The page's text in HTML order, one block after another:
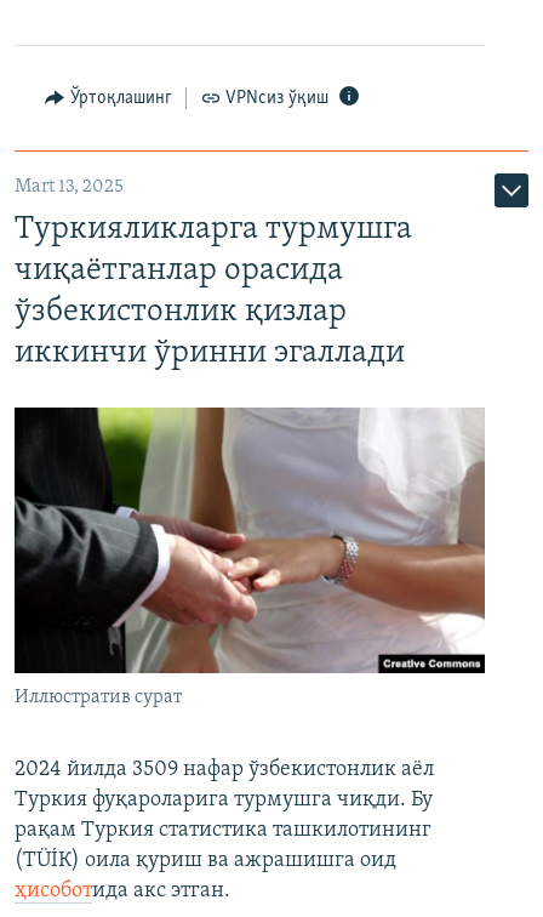
Ўртоқлашинг VPNсиз ўқиш
Mart 13, 2025
Туркияликларга турмушга
чиқаётганлар орасида
ўзбекистонлик қизлар
иккинчи ўринни эгаллади
Иллюстратив сурат
2024 йилда 3509 нафар ўзбекистонлик аёл
Туркия фуқароларига турмушга чиқди. Бу
рақам Туркия статистика ташкилотининг
(ТÜİК) оила қуриш ва ажрашишга оид
ҳисоботида акс этган.